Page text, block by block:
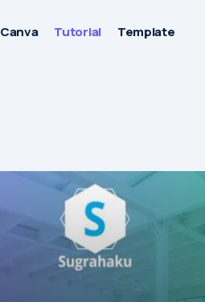
Canva Tutorial Template